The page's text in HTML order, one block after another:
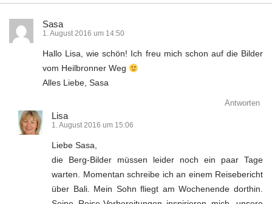
Sasa
1. August 2016 um 14:50
Hallo Lisa, wie schön! Ich freu mich schon auf die Bilder
vom Heilbronner Weg
Alles Liebe, Sasa
Antworten
Lisa
1. August 2016 um 15:06
Liebe Sasa,
die Berg-Bilder müssen leider noch ein paar Tage
warten. Momentan schreibe ich an einem Reisebericht
über Bali. Mein Sohn fliegt am Wochenende dorthin.